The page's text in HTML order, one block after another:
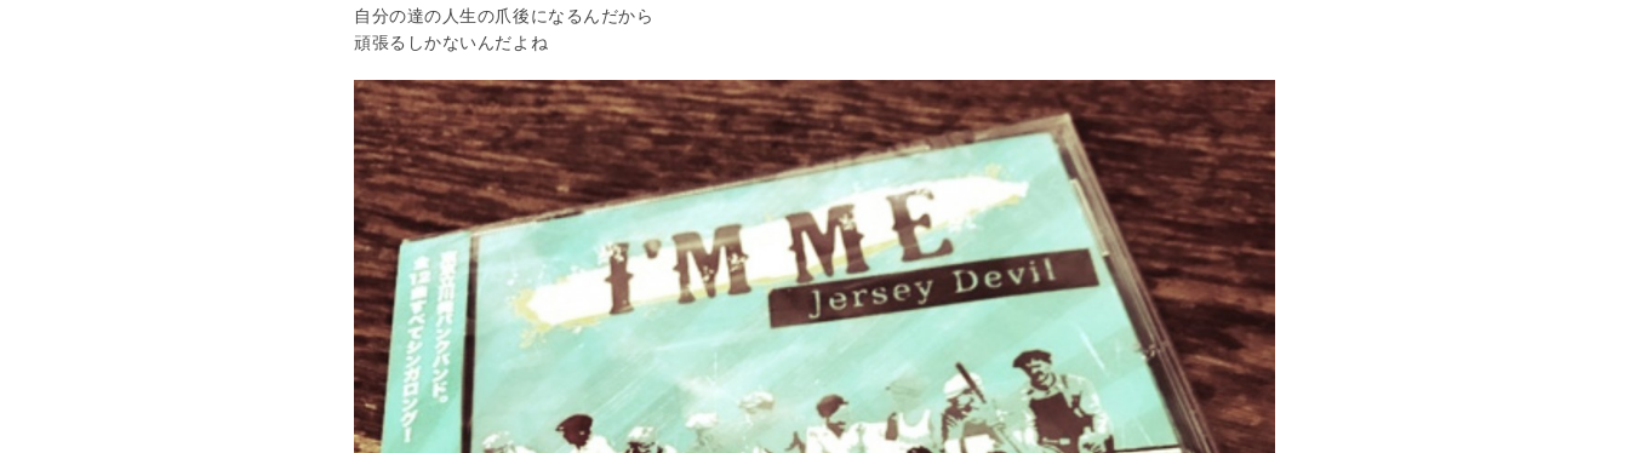
自分の達の人生の爪後になるんだから
頑張るしかないんだよね